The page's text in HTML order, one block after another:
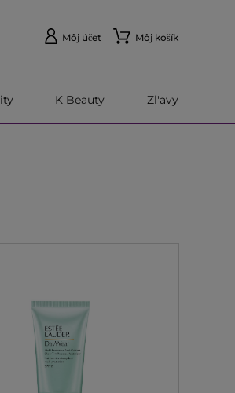
Môj účet Môj košík
K Beauty Zl'avy